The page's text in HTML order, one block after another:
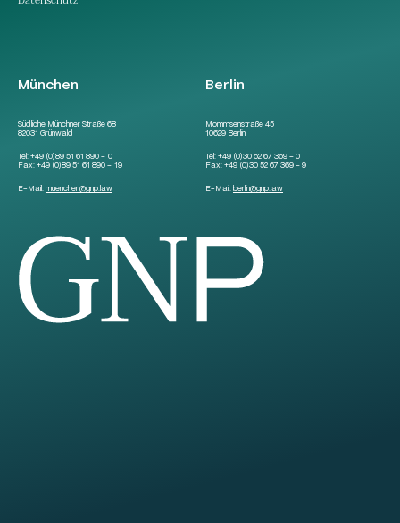
München
Südliche Münchner Straße 68
82031 Grünwald
Tel:+49 (0)89 51 61 890 – 0
Fax:+49 (0)89 51 61 890 – 19
E-Mail:muenchen@gnp.law
Berlin
Mommsenstraße 45
10629 Berlin
Tel: +49 (0)30 52 67 369 – 0
Fax: +49 (0)30 52 67 369 – 9
E-Mail: berlin@gnp.law